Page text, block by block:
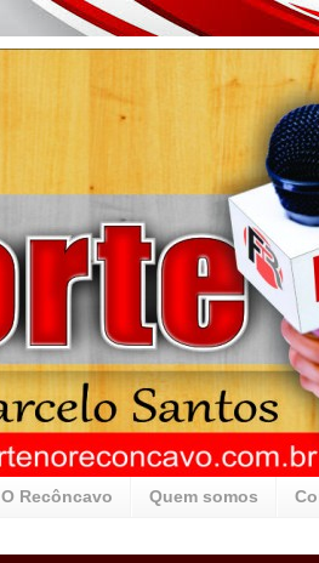
O Recôncavo Quem somos